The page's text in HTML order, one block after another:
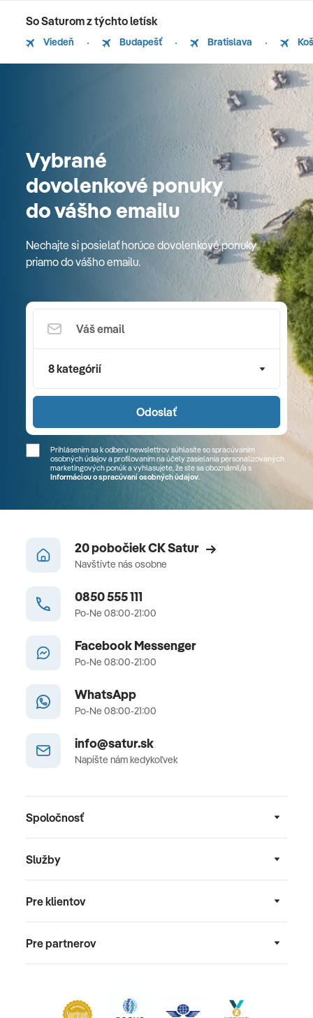
So Saturom z týchto letísk
Viedeň Budapešť Bratislava
Vybrané
dovolenkové ponuky
do vášho emailu
Nechajte si posielať horúce dovolenkové ponuky
priamo do vášho emailu.
8 kategórií
Odoslať
Prihlásením sa k odberu newslettrov súhlasíte so spracúvaním
osobných údajov a profilovaním na účely zasielania personalizovaných
marketingových ponúk a vyhlasujete, že ste sa oboznámil/a s
Informáciou o spracúvaní osobných údajov.
20 pobočiek CK Satur
Navštívte nás osobne
0850 555 111
Po-Ne 08:00-21:00
Facebook Messenger
Po-Ne 08:00-21:00
WhatsApp
Po-Ne 08:00-21:00
info@satur.sk
Napíšte nám kedykoľvek
Spoločnosť
Služby
Pre klientov
Pre partnerov